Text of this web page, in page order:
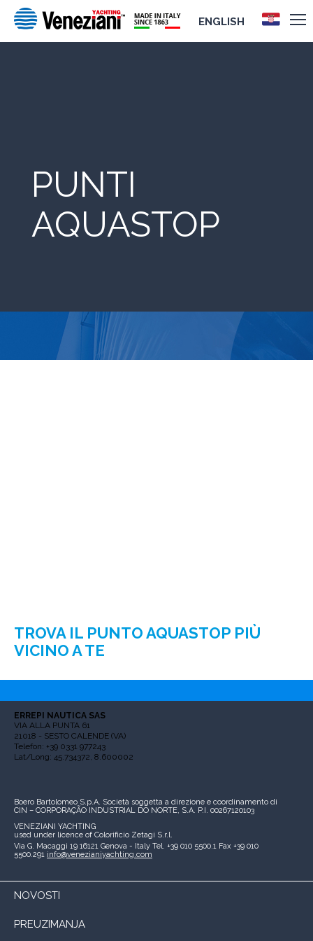
ENGLISH
PUNTI
AQUASTOP
TROVA IL PUNTO AQUASTOP PIÙ
VICINO A TE
ERREPI NAUTICA SAS
VIA ALLA PUNTA 61
21018 - SESTO CALENDE (VA)
Telefon: +39 0331 977243
Lat/Long: 45.734372, 8.600002
Boero Bartolomeo S.p.A. Società soggetta a direzione e coordinamento di
CIN – CORPORAÇÃO INDUSTRIAL DO NORTE, S.A. P.I. 00267120103
VENEZIANI YACHTING
used under licence of Colorificio Zetagi S.r.l.
Via G. Macaggi 19 16121 Genova - Italy Tel. +39 010 5500.1 Fax +39 010
5500.291 info@venezianiyachting.com
NOVOSTI
PREUZIMANJA